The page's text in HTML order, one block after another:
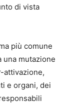
di vista
più comune
una mutazione
attivazione,
e organi, dei